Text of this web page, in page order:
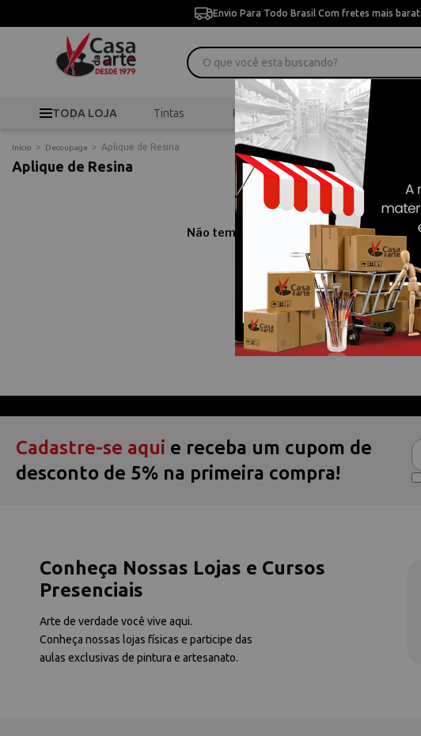
Envio Para Todo Brasil Com fretes mais
TODA LOJA Tintas Pincéis Desenho
Início > Decoupage > Aplique de Resina
Aplique de Resina
Não temos resultados para sua
Comprar Aplique de
Compre online Aplique de Resina por .
Cadastre-se aqui e receba um cupom de
desconto de 5% na primeira compra!
Conheça Nossas Lojas e Cursos
Presenciais
Arte de verdade você vive aqui.
Conheça nossas lojas físicas e participe das
aulas exclusivas de pintura e artesanato.